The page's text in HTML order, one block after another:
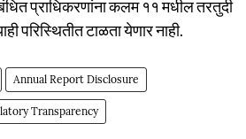
प्राधिकरणांना कलम ११ मधील तरतुदी
परिस्थितीत टाळता येणार नाही.
Annual Report Disclosure
Transparency